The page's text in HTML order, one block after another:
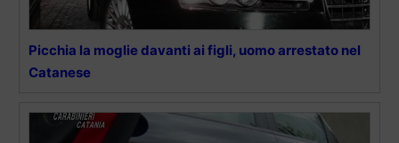
Picchia la moglie davanti ai figli, uomo arrestato nel
Catanese